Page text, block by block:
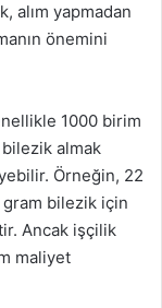
alım yapmadan
önemini
1000 birim
almak
Örneğin, 22
gram bilezik için
Ancak işçilik
maliyet